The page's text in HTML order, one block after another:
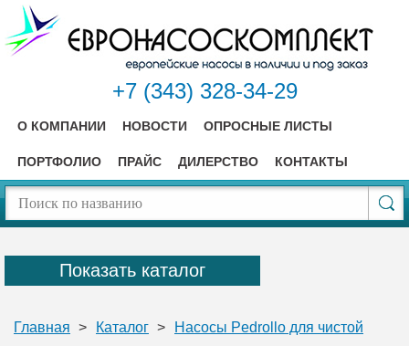
+7 (343) 328-34-29
О КОМПАНИИ НОВОСТИ ОПРОСНЫЕ ЛИСТЫ
ПОРТФОЛИО ПРАЙС ДИЛЕРСТВО КОНТАКТЫ
Показать каталог
Главная > Каталог >
Насосы Pedrollo для чистой